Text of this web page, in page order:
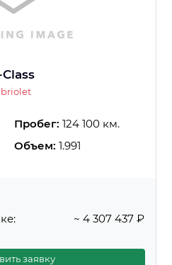
Пробег: 124 100 км.
Объем: 1.991
~ 4 307 437 ₽
заявку